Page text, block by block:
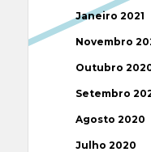
Janeiro 2021
Novembro
Outubro
Setembro
Agosto 2020
Julho 2020